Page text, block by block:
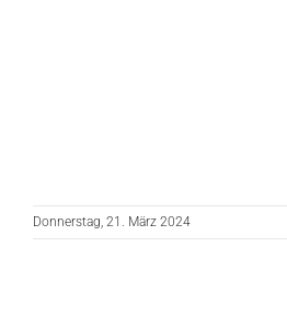
Donnerstag, 21. März 2024